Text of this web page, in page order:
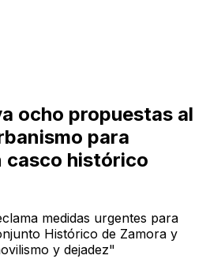
ocho propuestas al
para
casco histórico
medidas urgentes para
Histórico de Zamora y
y dejadez"